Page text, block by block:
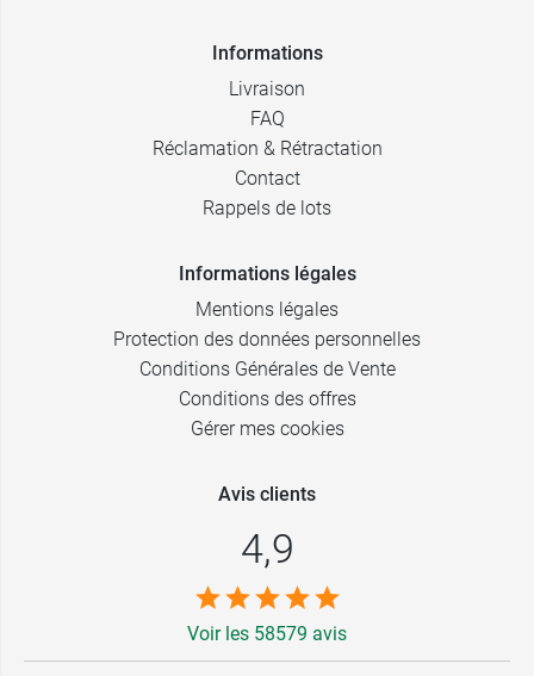
Informations
Livraison
FAQ
Réclamation & Rétractation
Contact
Rappels de lots
Informations légales
Mentions légales
Protection des données personnelles
Conditions Générales de Vente
Conditions des offres
Gérer mes cookies
Avis clients
4,9
Voir les 58579 avis